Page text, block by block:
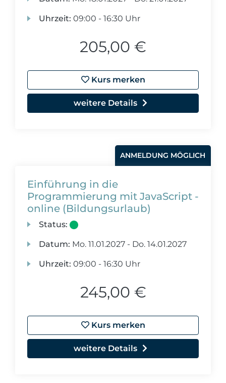
Uhrzeit: 09:00 - 16:30 Uhr
205,00 €
Kurs merken
weitere Details
ANMELDUNG MÖGLICH
Einführung in die
Programmierung mit JavaScript -
online (Bildungsurlaub)
Status:
Datum: Mo. 11.01.2027 - Do. 14.01.2027
Uhrzeit: 09:00 - 16:30 Uhr
245,00 €
Kurs merken
weitere Details